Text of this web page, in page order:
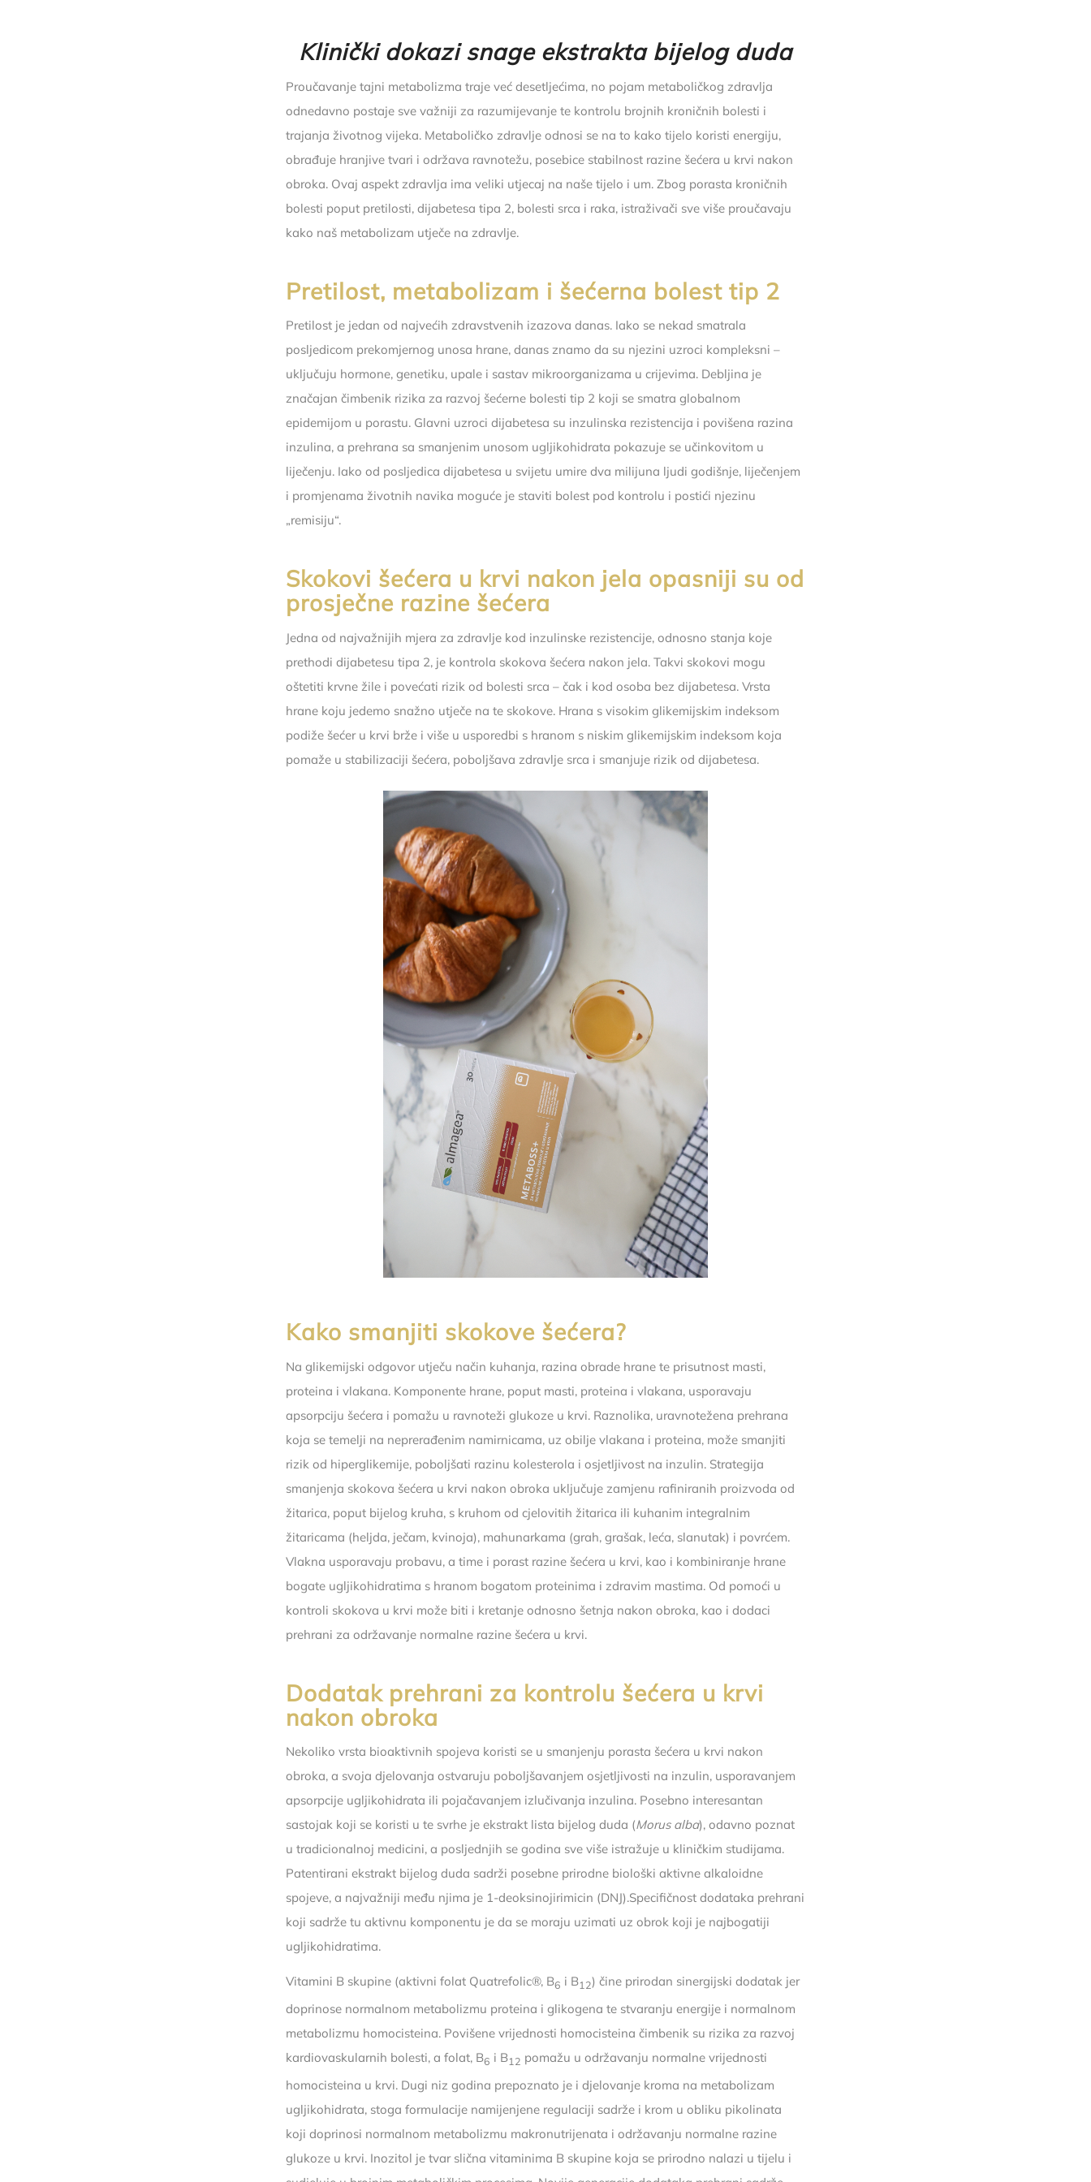
Klinički dokazi snage ekstrakta bijelog duda
Proučavanje tajni metabolizma traje već desetljećima, no pojam metaboličkog zdravlja
odnedavno postaje sve važniji za razumijevanje te kontrolu brojnih kroničnih bolesti i
trajanja životnog vijeka. Metaboličko zdravlje odnosi se na to kako tijelo koristi energiju,
obrađuje hranjive tvari i održava ravnotežu, posebice stabilnost razine šećera u krvi nakon
obroka. Ovaj aspekt zdravlja ima veliki utjecaj na naše tijelo i um. Zbog porasta kroničnih
bolesti poput pretilosti, dijabetesa tipa 2, bolesti srca i raka, istraživači sve više proučavaju
kako naš metabolizam utječe na zdravlje.
Pretilost, metabolizam i šećerna bolest tip 2
Pretilost je jedan od najvećih zdravstvenih izazova danas. Iako se nekad smatrala
posljedicom prekomjernog unosa hrane, danas znamo da su njezini uzroci kompleksni –
uključuju hormone, genetiku, upale i sastav mikroorganizama u crijevima. Debljina je
značajan čimbenik rizika za razvoj šećerne bolesti tip 2 koji se smatra globalnom
epidemijom u porastu. Glavni uzroci dijabetesa su inzulinska rezistencija i povišena razina
inzulina, a prehrana sa smanjenim unosom ugljikohidrata pokazuje se učinkovitom u
liječenju. Iako od posljedica dijabetesa u svijetu umire dva milijuna ljudi godišnje, liječenjem
i promjenama životnih navika moguće je staviti bolest pod kontrolu i postići njezinu
„remisiju“.
Skokovi šećera u krvi nakon jela opasniji su od
prosječne razine šećera
Jedna od najvažnijih mjera za zdravlje kod inzulinske rezistencije, odnosno stanja koje
prethodi dijabetesu tipa 2, je kontrola skokova šećera nakon jela. Takvi skokovi mogu
oštetiti krvne žile i povećati rizik od bolesti srca – čak i kod osoba bez dijabetesa. Vrsta
hrane koju jedemo snažno utječe na te skokove. Hrana s visokim glikemijskim indeksom
podiže šećer u krvi brže i više u usporedbi s hranom s niskim glikemijskim indeksom koja
pomaže u stabilizaciji šećera, poboljšava zdravlje srca i smanjuje rizik od dijabetesa.
Kako smanjiti skokove šećera?
Na glikemijski odgovor utječu način kuhanja, razina obrade hrane te prisutnost masti,
proteina i vlakana. Komponente hrane, poput masti, proteina i vlakana, usporavaju
apsorpciju šećera i pomažu u ravnoteži glukoze u krvi. Raznolika, uravnotežena prehrana
koja se temelji na neprerađenim namirnicama, uz obilje vlakana i proteina, može smanjiti
rizik od hiperglikemije, poboljšati razinu kolesterola i osjetljivost na inzulin. Strategija
smanjenja skokova šećera u krvi nakon obroka uključuje zamjenu rafiniranih proizvoda od
žitarica, poput bijelog kruha, s kruhom od cjelovitih žitarica ili kuhanim integralnim
žitaricama (heljda, ječam, kvinoja), mahunarkama (grah, grašak, leća, slanutak) i povrćem.
Vlakna usporavaju probavu, a time i porast razine šećera u krvi, kao i kombiniranje hrane
bogate ugljikohidratima s hranom bogatom proteinima i zdravim mastima. Od pomoći u
kontroli skokova u krvi može biti i kretanje odnosno šetnja nakon obroka, kao i dodaci
prehrani za održavanje normalne razine šećera u krvi.
Dodatak prehrani za kontrolu šećera u krvi
nakon obroka
Nekoliko vrsta bioaktivnih spojeva koristi se u smanjenju porasta šećera u krvi nakon
obroka, a svoja djelovanja ostvaruju poboljšavanjem osjetljivosti na inzulin, usporavanjem
apsorpcije ugljikohidrata ili pojačavanjem izlučivanja inzulina. Posebno interesantan
sastojak koji se koristi u te svrhe je ekstrakt lista bijelog duda (Morus alba), odavno poznat
u tradicionalnoj medicini, a posljednjih se godina sve više istražuje u kliničkim studijama.
Patentirani ekstrakt bijelog duda sadrži posebne prirodne biološki aktivne alkaloidne
spojeve, a najvažniji među njima je 1-deoksinojirimicin (DNJ).Specifičnost dodataka prehrani
koji sadrže tu aktivnu komponentu je da se moraju uzimati uz obrok koji je najbogatiji
ugljikohidratima.
Vitamini B skupine (aktivni folat Quatrefolic®, B6 i B12) čine prirodan sinergijski dodatak jer
doprinose normalnom metabolizmu proteina i glikogena te stvaranju energije i normalnom
metabolizmu homocisteina. Povišene vrijednosti homocisteina čimbenik su rizika za razvoj
kardiovaskularnih bolesti, a folat, B6 i B12 pomažu u održavanju normalne vrijednosti
homocisteina u krvi. Dugi niz godina prepoznato je i djelovanje kroma na metabolizam
ugljikohidrata, stoga formulacije namijenjene regulaciji sadrže i krom u obliku pikolinata
koji doprinosi normalnom metabolizmu makronutrijenata i održavanju normalne razine
glukoze u krvi. Inozitol je tvar slična vitaminima B skupine koja se prirodno nalazi u tijelu i